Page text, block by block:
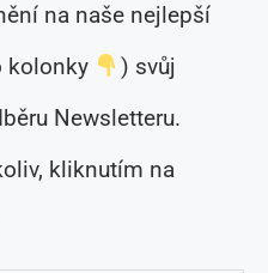
na naše nejlepší
kolonky
) svůj
Newsletteru.
kliknutím na